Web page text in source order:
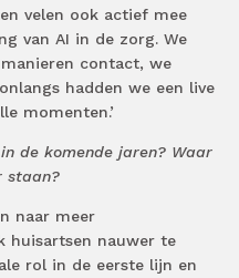
velen ook actief mee
van AI in de zorg. We
contact, we
hadden we een live
momenten.’
de komende jaren? Waar
staan?
naar meer
huisartsen nauwer te
rol in de eerste lijn en